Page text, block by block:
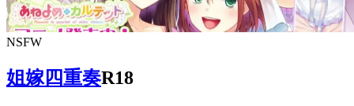
NSFW
姐嫁四重奏R18